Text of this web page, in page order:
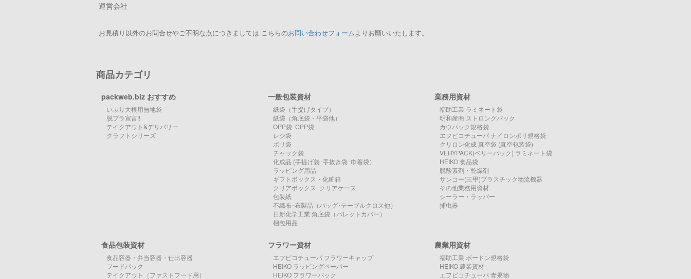
運営会社
お見積り以外のお問合せやご不明な点につきましては こちらのお問い合わせフォームよりお願いいたします。
商品カテゴリ
packweb.biz おすすめ
いぶり大根用無地袋
脱プラ宣言!!
テイクアウト&デリバリー
クラフトシリーズ
一般包装資材
紙袋（手提げタイプ）
紙袋（角底袋・平袋他）
OPP袋･CPP袋
レジ袋
ポリ袋
チャック袋
化成品 (手提げ袋･手抜き袋･巾着袋）
ラッピング用品
ギフトボックス・化粧箱
クリアボックス･クリアケース
包装紙
不織布･布製品（バッグ･テーブルクロス他）
日新化学工業 角底袋（パレットカバー）
梱包用品
業務用資材
福助工業 ラミネート袋
明和産商 ストロングパック
カウパック規格袋
エフピコチューパ ナイロンポリ規格袋
クリロン化成 真空袋 (真空包装袋)
VERYPACK(ベリーパック) ラミネート袋
HEIKO 食品袋
脱酸素剤・乾燥剤
サンコー(三甲)プラスチック物流機器
その他業務用資材
シーラー・ラッパー
捕虫器
食品包装資材
食品容器・弁当容器・仕出容器
フードパック
テイクアウト（ファストフード用）
フラワー資材
エフピコチューパ フラワーキャップ
HEIKO ラッピングペーパー
HEIKO フラワーパック
農業用資材
福助工業 ボードン規格袋
HEIKO 農業資材
エフピコチューパ 青果物